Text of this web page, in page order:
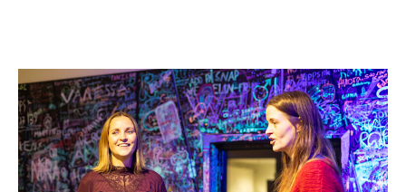
28. nov. 2025
Hurra for ungdommen!
– Det er et enormt privilegium å få være sammen med